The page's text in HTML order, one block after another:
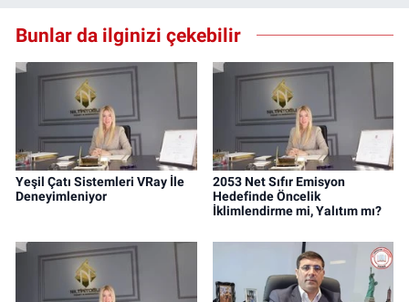
Bunlar da ilginizi çekebilir
Yeşil Çatı Sistemleri VRay İle
Deneyimleniyor
2053 Net Sıfır Emisyon
Hedefinde Öncelik
İklimlendirme mi, Yalıtım mı?